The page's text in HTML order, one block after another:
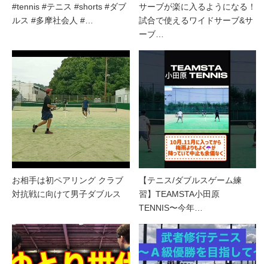
#tennis #テニス #shorts #ダブ
ルス #多摩社会人 #…
サーブが楽に入るようになる！
試合で使えるワイドサーブ&サ
ーブ…
お相手は初ペアリング クラブ
対抗戦に向けて男子ダブルス
【テニス/ダブルスゲーム練
習】TEAMSTA小田原
TENNIS〜今年…